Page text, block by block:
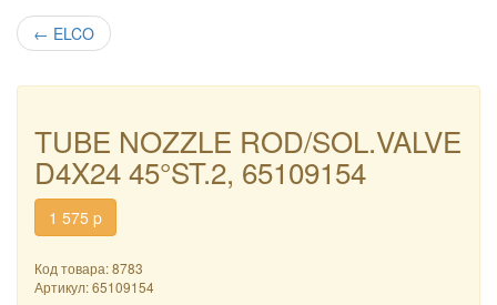
← ELCO
TUBE NOZZLE ROD/SOL.VALVE
D4X24 45°ST.2, 65109154
1 575 p
Код товара: 8783
Артикул:65109154